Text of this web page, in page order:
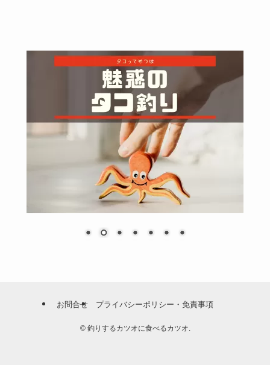
お問合せ プライバシーポリシー・免責事項
©釣りするカツオに食べるカツオ.